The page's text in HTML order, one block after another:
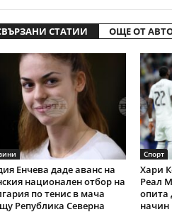
СТАТИИ ОЩЕ ОТ
Енчева даде аванс на
национален отбор на
по тенис в мача
Република Северна
Спорт
Хари
Реал
опита
начин